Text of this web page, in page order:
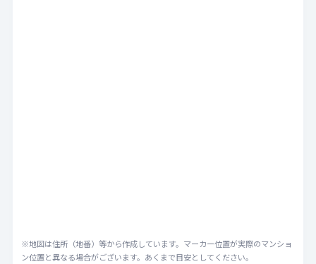
※地図は住所（地番）等から作成しています。マーカー位置が実際のマンショ
ン位置と異なる場合がございます。あくまで目安としてください。